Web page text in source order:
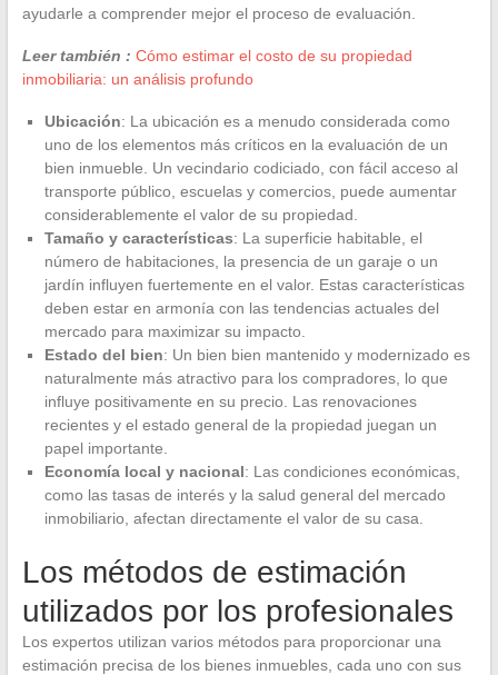
ayudarle a comprender mejor el proceso de evaluación.
Leer también : Cómo estimar el costo de su propiedad
inmobiliaria: un análisis profundo
Ubicación: La ubicación es a menudo considerada como
uno de los elementos más críticos en la evaluación de un
bien inmueble. Un vecindario codiciado, con fácil acceso al
transporte público, escuelas y comercios, puede aumentar
considerablemente el valor de su propiedad.
Tamaño y características: La superficie habitable, el
número de habitaciones, la presencia de un garaje o un
jardín influyen fuertemente en el valor. Estas características
deben estar en armonía con las tendencias actuales del
mercado para maximizar su impacto.
Estado del bien: Un bien bien mantenido y modernizado es
naturalmente más atractivo para los compradores, lo que
influye positivamente en su precio. Las renovaciones
recientes y el estado general de la propiedad juegan un
papel importante.
Economía local y nacional: Las condiciones económicas,
como las tasas de interés y la salud general del mercado
inmobiliario, afectan directamente el valor de su casa.
Los métodos de estimación
utilizados por los profesionales
Los expertos utilizan varios métodos para proporcionar una
estimación precisa de los bienes inmuebles, cada uno con sus